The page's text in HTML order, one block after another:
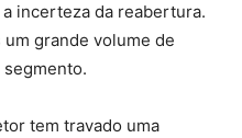
incerteza da reabertura.
grande volume de
tem travado uma